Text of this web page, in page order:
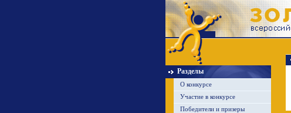
Разделы
О конкурсе
Участие в конкурсе
Победители и призеры